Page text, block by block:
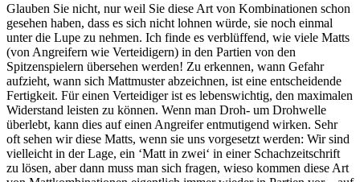
Glauben Sie nicht, nur weil Sie diese Art von Kombinationen schon
gesehen haben, dass es sich nicht lohnen würde, sie noch einmal
unter die Lupe zu nehmen. Ich finde es verblüffend, wie viele Matts
(von Angreifern wie Verteidigern) in den Partien von den
Spitzenspielern übersehen werden! Zu erkennen, wann Gefahr
aufzieht, wann sich Mattmuster abzeichnen, ist eine entscheidende
Fertigkeit. Für einen Verteidiger ist es lebenswichtig, den maximalen
Widerstand leisten zu können. Wenn man Droh- um Drohwelle
überlebt, kann dies auf einen Angreifer entmutigend wirken. Sehr
oft sehen wir diese Matts, wenn sie uns vorgesetzt werden: Wir sind
vielleicht in der Lage, ein ‘Matt in zwei‘ in einer Schachzeitschrift
zu lösen, aber dann muss man sich fragen, wieso kommen diese Art